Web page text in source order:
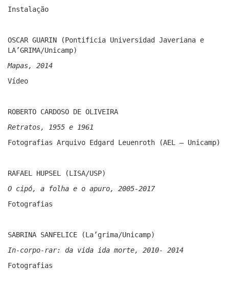
Instalação
OSCAR GUARIN (Pontificia Universidad Javeriana e
LA’GRIMA/Unicamp)
Mapas, 2014
Vídeo
ROBERTO CARDOSO DE OLIVEIRA
Retratos, 1955 e 1961
Fotografias Arquivo Edgard Leuenroth (AEL – Unicamp)
RAFAEL HUPSEL (LISA/USP)
O cipó, a folha e o apuro, 2005-2017
Fotografias
SABRINA SANFELICE (La’grima/Unicamp)
In-corpo-rar: da vida ida morte, 2010- 2014
Fotografias